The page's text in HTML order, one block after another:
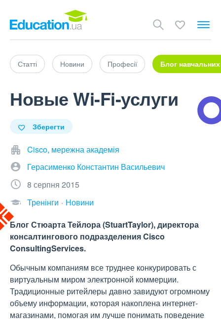
Статті Новини Професії Блог навчальних
Новые Wi-Fi-услуги
Зберегти
Cisco, мережна академія
Герасименко Константин Васильевич
8 серпня 2015
Тренінги
Новини
Блог Стюарта Тейлора (StuartTaylor), директора
консалтингового подразделения Cisco
ConsultingServices.
Обычным компаниям все труднее конкурировать с
виртуальным миром электронной коммерции.
Традиционные ритейлеры давно завидуют огромному
объему информации, которая накоплена интернет-
магазинами, помогая им лучше понимать поведение